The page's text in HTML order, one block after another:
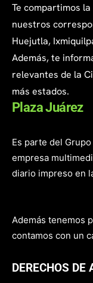
Te compartimos
nuestros
Huejutla,
Además, te
relevantes de la
más estados.
Plaza Juárez
Es parte del
empresa
diario impreso en
Además tenemos
contamos con un
DERECHOS DE